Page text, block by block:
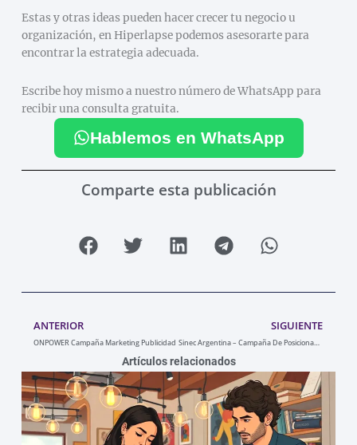
Estas y otras ideas pueden hacer crecer tu negocio u
organización, en Hiperlapse podemos asesorarte para
encontrar la estrategia adecuada.
Escribe hoy mismo a nuestro número de WhatsApp para
recibir una consulta gratuita.
Hablemos en WhatsApp
Comparte esta publicación
ANTERIOR
ONPOWER Campaña Marketing Publicidad
SIGUIENTE
Sinec Argentina – Campaña De Posicionamiento
Artículos relacionados